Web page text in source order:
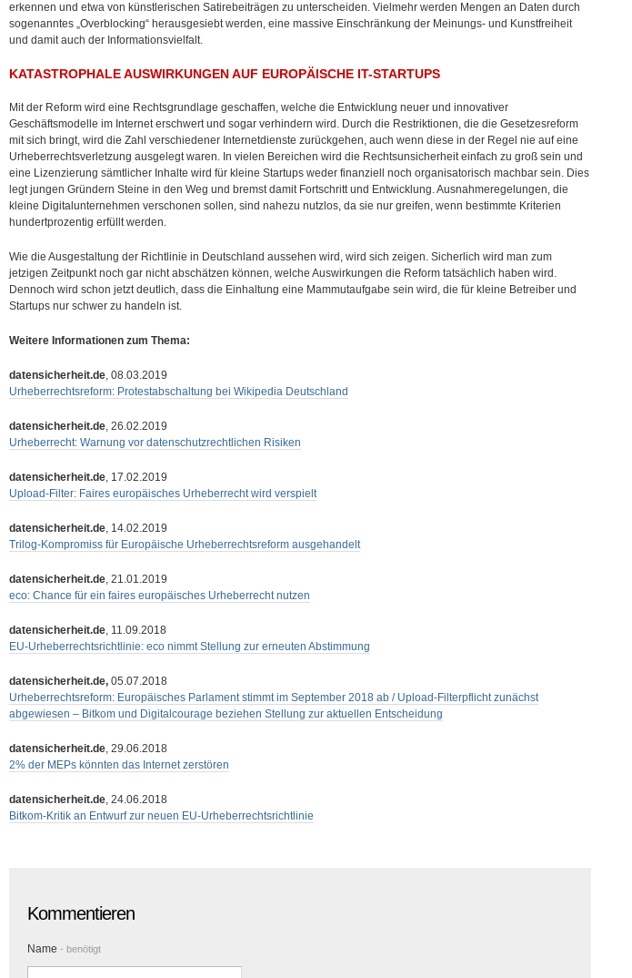
erkennen und etwa von künstlerischen Satirebeiträgen zu unterscheiden. Vielmehr werden Mengen an Daten durch
sogenanntes „Overblocking“ herausgesiebt werden, eine massive Einschränkung der Meinungs- und Kunstfreiheit
und damit auch der Informationsvielfalt.
KATASTROPHALE AUSWIRKUNGEN AUF EUROPÄISCHE IT-STARTUPS
Mit der Reform wird eine Rechtsgrundlage geschaffen, welche die Entwicklung neuer und innovativer
Geschäftsmodelle im Internet erschwert und sogar verhindern wird. Durch die Restriktionen, die die Gesetzesreform
mit sich bringt, wird die Zahl verschiedener Internetdienste zurückgehen, auch wenn diese in der Regel nie auf eine
Urheberrechtsverletzung ausgelegt waren. In vielen Bereichen wird die Rechtsunsicherheit einfach zu groß sein und
eine Lizenzierung sämtlicher Inhalte wird für kleine Startups weder finanziell noch organisatorisch machbar sein. Dies
legt jungen Gründern Steine in den Weg und bremst damit Fortschritt und Entwicklung. Ausnahmeregelungen, die
kleine Digitalunternehmen verschonen sollen, sind nahezu nutzlos, da sie nur greifen, wenn bestimmte Kriterien
hundertprozentig erfüllt werden.
Wie die Ausgestaltung der Richtlinie in Deutschland aussehen wird, wird sich zeigen. Sicherlich wird man zum
jetzigen Zeitpunkt noch gar nicht abschätzen können, welche Auswirkungen die Reform tatsächlich haben wird.
Dennoch wird schon jetzt deutlich, dass die Einhaltung eine Mammutaufgabe sein wird, die für kleine Betreiber und
Startups nur schwer zu handeln ist.
Weitere Informationen zum Thema:
datensicherheit.de, 08.03.2019
Urheberrechtsreform: Protestabschaltung bei Wikipedia Deutschland
datensicherheit.de, 26.02.2019
Urheberrecht: Warnung vor datenschutzrechtlichen Risiken
datensicherheit.de, 17.02.2019
Upload-Filter: Faires europäisches Urheberrecht wird verspielt
datensicherheit.de, 14.02.2019
Trilog-Kompromiss für Europäische Urheberrechtsreform ausgehandelt
datensicherheit.de, 21.01.2019
eco: Chance für ein faires europäisches Urheberrecht nutzen
datensicherheit.de, 11.09.2018
EU-Urheberrechtsrichtlinie: eco nimmt Stellung zur erneuten Abstimmung
datensicherheit.de, 05.07.2018
Urheberrechtsreform: Europäisches Parlament stimmt im September 2018 ab / Upload-Filterpflicht zunächst
abgewiesen – Bitkom und Digitalcourage beziehen Stellung zur aktuellen Entscheidung
datensicherheit.de, 29.06.2018
2% der MEPs könnten das Internet zerstören
datensicherheit.de, 24.06.2018
Bitkom-Kritik an Entwurf zur neuen EU-Urheberrechtsrichtlinie
Kommentieren
Name - benötigt